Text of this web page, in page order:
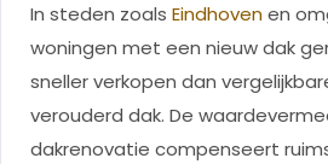
In steden zoals Eindhovenen
woningen met een nieuw dak
sneller verkopen dan
verouderd dak. De
dakrenovatie compenseert